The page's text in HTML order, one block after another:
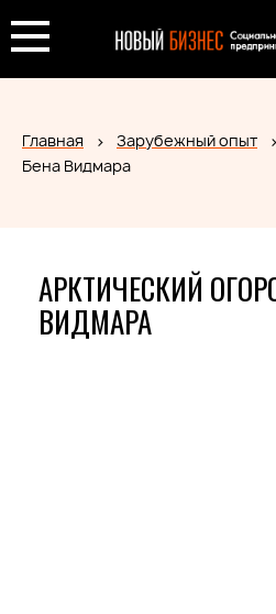
Главная Зарубежный опыт
Бена Видмара
АРКТИЧЕСКИЙ
ВИДМАРА